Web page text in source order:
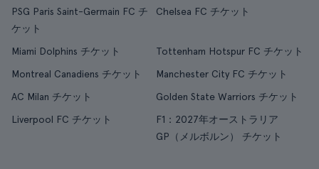
PSG Paris Saint-Germain FC チ
ケット
Chelsea FC チケット
Miami Dolphins チケット
Tottenham Hotspur FC チケット
Montreal Canadiens チケット
Manchester City FC チケット
AC Milan チケット
Golden State Warriors チケット
Liverpool FC チケット
F1：2027年オーストラリア
GP（メルボルン） チケット